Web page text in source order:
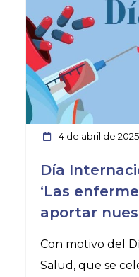
4 de abril de 2025
Día
‘Las
aportar
Con motivo del
Salud, que se